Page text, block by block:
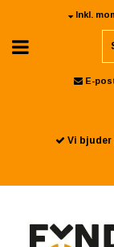
Inkl.
E-
Vi bjuder